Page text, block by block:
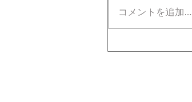
コメントを追加…